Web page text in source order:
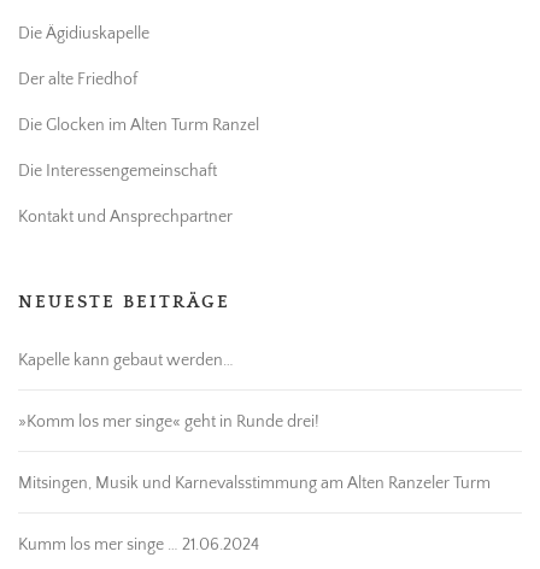
Die Ägidiuskapelle
Der alte Friedhof
Die Glocken im Alten Turm Ranzel
Die Interessengemeinschaft
Kontakt und Ansprechpartner
NEUESTE BEITRÄGE
Kapelle kann gebaut werden…
»Komm los mer singe« geht in Runde drei!
Mitsingen, Musik und Karnevalsstimmung am Alten Ranzeler Turm
Kumm los mer singe … 21.06.2024